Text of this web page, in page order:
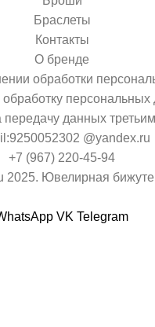
Браслеты
Контакты
О бренде
обработки
обработку
передачу данных
@yandex.ru
+7 (967) 220-45-94
2025. Ювелирная
VK Telegram